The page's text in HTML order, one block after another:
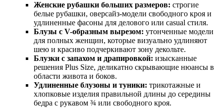
Женские рубашки больших размеров: строгие
белые рубашки, оверсайз-модели свободного кроя и
удлиненные фасоны для делового или casual стиля.
Блузы с V-образным вырезом: утонченные модели
для полных женщин, которые визуально удлиняют
шею и красиво подчеркивают зону декольте.
Блузки с запахом и драпировкой: изысканные
решения Plus Size, деликатно скрывающие нюансы в
области живота и боков.
Удлиненные блузоны и туники: трикотажные и
хлопковые изделия правильной длины до середины
бедра с рукавом ¾ или свободного кроя.